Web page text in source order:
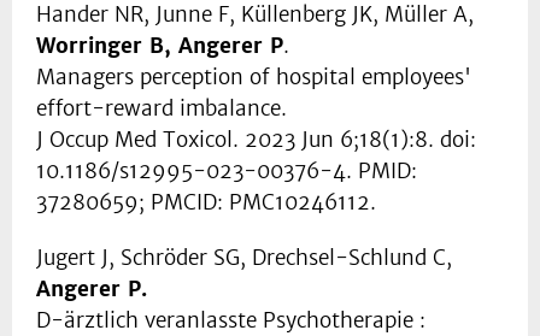
Hander NR, Junne F, Küllenberg JK, Müller A,
Worringer B, Angerer P.
Managers perception of hospital employees'
effort-reward imbalance.
J Occup Med Toxicol. 2023 Jun 6;18(1):8. doi:
10.1186/s12995-023-00376-4. PMID:
37280659; PMCID: PMC10246112.
Jugert J, Schröder SG, Drechsel-Schlund C,
Angerer P.
D-ärztlich veranlasste Psychotherapie :